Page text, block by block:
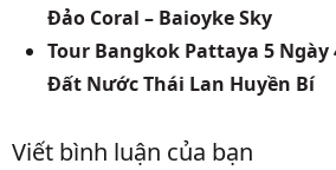
Đảo Coral – Baioyke Sky
Tour Bangkok Pattaya 5 Ngày
Đất Nước Thái Lan Huyền Bí
Viết bình luận của bạn